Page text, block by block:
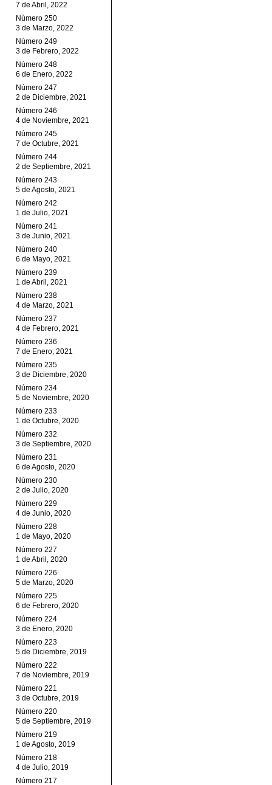
7 de Abril, 2022
Número 250
3 de Marzo, 2022
Número 249
3 de Febrero, 2022
Número 248
6 de Enero, 2022
Número 247
2 de Diciembre, 2021
Número 246
4 de Noviembre, 2021
Número 245
7 de Octubre, 2021
Número 244
2 de Septiembre, 2021
Número 243
5 de Agosto, 2021
Número 242
1 de Julio, 2021
Número 241
3 de Junio, 2021
Número 240
6 de Mayo, 2021
Número 239
1 de Abril, 2021
Número 238
4 de Marzo, 2021
Número 237
4 de Febrero, 2021
Número 236
7 de Enero, 2021
Número 235
3 de Diciembre, 2020
Número 234
5 de Noviembre, 2020
Número 233
1 de Octubre, 2020
Número 232
3 de Septiembre, 2020
Número 231
6 de Agosto, 2020
Número 230
2 de Julio, 2020
Número 229
4 de Junio, 2020
Número 228
1 de Mayo, 2020
Número 227
1 de Abril, 2020
Número 226
5 de Marzo, 2020
Número 225
6 de Febrero, 2020
Número 224
3 de Enero, 2020
Número 223
5 de Diciembre, 2019
Número 222
7 de Noviembre, 2019
Número 221
3 de Octubre, 2019
Número 220
5 de Septiembre, 2019
Número 219
1 de Agosto, 2019
Número 218
4 de Julio, 2019
Número 217